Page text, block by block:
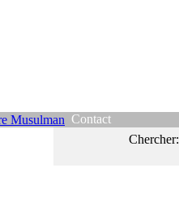
Contact
Chercher: